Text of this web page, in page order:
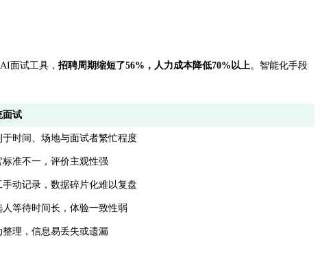
面试工具， 招聘周期缩短了56%，人力成本降低70%以上。智能化手段
面试
于时间、场地与面试者繁忙程度
标准不一，评价主观性强
手动记录，数据碎片化难以复盘
人等待时间长，体验一致性弱
整理，信息易丢失或遗漏